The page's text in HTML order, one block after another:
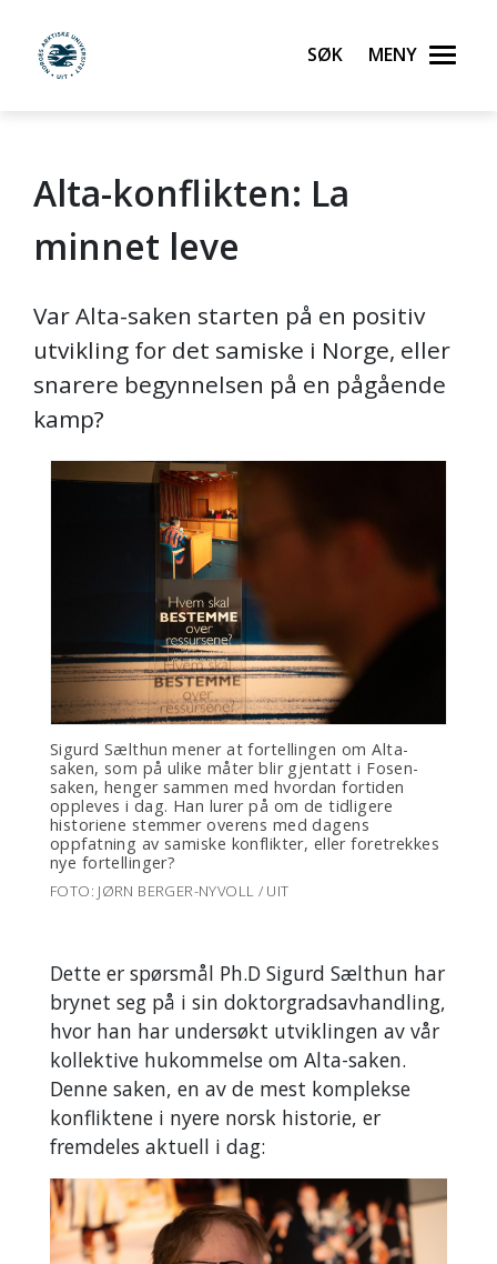
Gå til hovedinnhold
UiT Norges arktiske universitet
Søk Meny
Alta-konflikten: La
minnet leve
Var Alta-saken starten på en positiv
utvikling for det samiske i Norge, eller
snarere begynnelsen på en pågående
kamp?
Sigurd Sælthun mener at fortellingen om Alta-
saken, som på ulike måter blir gjentatt i Fosen-
saken, henger sammen med hvordan fortiden
oppleves i dag. Han lurer på om de tidligere
historiene stemmer overens med dagens
oppfatning av samiske konflikter, eller foretrekkes
nye fortellinger?
FOTO: JØRN BERGER-NYVOLL / UIT
Dette er spørsmål Ph.D Sigurd Sælthun har
brynet seg på i sin doktorgradsavhandling,
hvor han har undersøkt utviklingen av vår
kollektive hukommelse om Alta-saken.
Denne saken, en av de mest komplekse
konfliktene i nyere norsk historie, er
fremdeles aktuell i dag: